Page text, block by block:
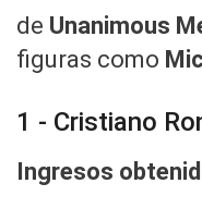
de Unanimous
figuras como
1 - Cristiano
Ingresos